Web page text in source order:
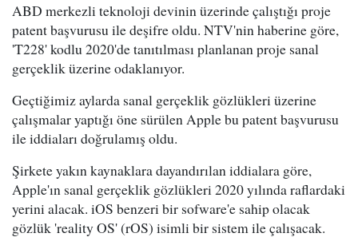
ABD merkezli teknoloji devinin üzerinde çalıştığı proje
patent başvurusu ile deşifre oldu. NTV'nin haberine göre,
'T228' kodlu 2020'de tanıtılması planlanan proje sanal
gerçeklik üzerine odaklanıyor.
Geçtiğimiz aylarda sanal gerçeklik gözlükleri üzerine
çalışmalar yaptığı öne sürülen Apple bu patent başvurusu
ile iddiaları doğrulamış oldu.
Şirkete yakın kaynaklara dayandırılan iddialara göre,
Apple'ın sanal gerçeklik gözlükleri 2020 yılında raflardaki
yerini alacak. iOS benzeri bir sofware'e sahip olacak
gözlük 'reality OS' (rOS) isimli bir sistem ile çalışacak.